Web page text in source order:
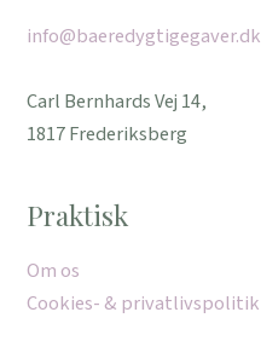
info@baeredygtigegaver.dk
Carl Bernhards Vej 14,
1817 Frederiksberg
Praktisk
Om os
Cookies- & privatlivspolitik